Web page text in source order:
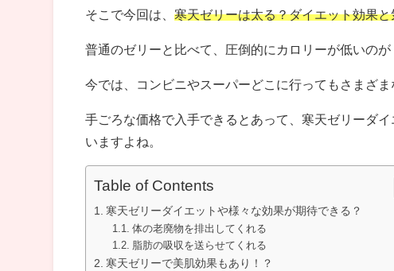
そこで今回は、寒天ゼリーは太る？ダイエット効果
普通のゼリーと比べて、圧倒的にカロリーが低いのが
今では、コンビニやスーパーどこに行ってもさまざま
手ごろな価格で入手できるとあって、寒天ゼリーダ
いますよね。
Table of Contents
寒天ゼリーダイエットや様々な効果が期待できる？
体の老廃物を排出してくれる
脂肪の吸収を送らせてくれる
寒天ゼリーで美肌効果もあり！？